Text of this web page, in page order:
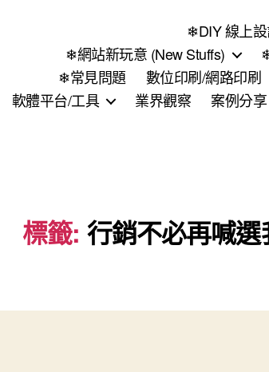
❄DIY 線上
❄網站新玩意 (New Stuffs)
❄常見問題
數位印刷/網路印刷
軟體平台/工具
業界觀察 案例分享
標籤: 行銷不必再喊